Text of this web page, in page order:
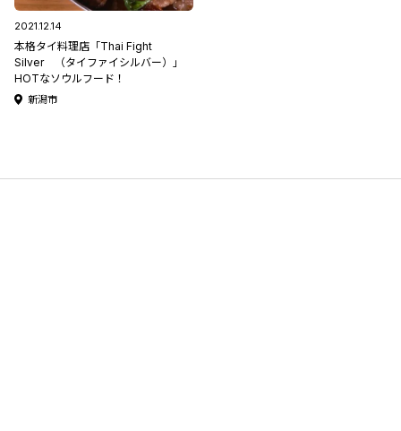
2021.12.14
本格タイ料理店「Thai Fight
Silver （タイファイシルバー）」
HOTなソウルフード！
新潟市